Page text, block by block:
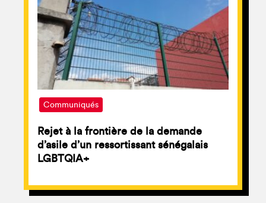
Communiqués
Rejet à la frontière de la demande
d’asile d’un ressortissant sénégalais
LGBTQIA+